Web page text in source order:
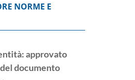
NORME E
documento